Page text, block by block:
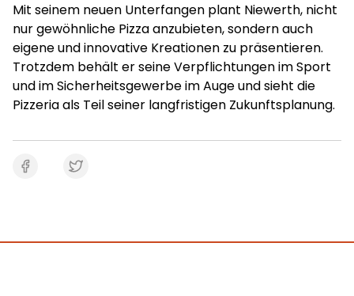
Mit seinem neuen Unterfangen plant Niewerth, nicht
nur gewöhnliche Pizza anzubieten, sondern auch
eigene und innovative Kreationen zu präsentieren.
Trotzdem behält er seine Verpflichtungen im Sport
und im Sicherheitsgewerbe im Auge und sieht die
Pizzeria als Teil seiner langfristigen Zukunftsplanung.